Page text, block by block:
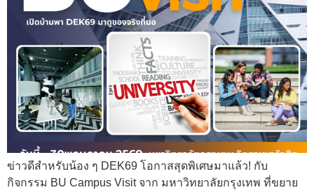
ข่าวดีสำหรับน้อง ๆ DEK69 โอกาสสุดพิเศษมาแล้ว! กับ
กิจกรรม BU Campus Visit จาก มหาวิทยาลัยกรุงเทพ ที่ขยาย